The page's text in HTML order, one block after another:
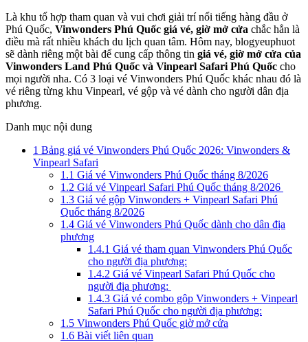
Là khu tổ hợp tham quan và vui chơi giải trí nổi tiếng hàng đầu ở
Phú Quốc, Vinwonders Phú Quốc giá vé, giờ mở cửa chắc hẳn là
điều mà rất nhiều khách du lịch quan tâm. Hôm nay, blogyeuphuot
sẽ dành riêng một bài để cung cấp thông tin giá vé, giờ mở cửa của
Vinwonders Land Phú Quốc và Vinpearl Safari Phú Quốc cho
mọi người nha. Có 3 loại vé Vinwonders Phú Quốc khác nhau đó là
vé riêng từng khu Vinpearl, vé gộp và vé dành cho người dân địa
phương.
Danh mục nội dung
1 Bảng giá vé Vinwonders Phú Quốc 2026: Vinwonders &
Vinpearl Safari
1.1 Giá vé Vinwonders Phú Quốc tháng 8/2026
1.2 Giá vé Vinpearl Safari Phú Quốc tháng 8/2026
1.3 Giá vé gộp Vinwonders + Vinpearl Safari Phú
Quốc tháng 8/2026
1.4 Giá vé Vinwonders Phú Quốc dành cho dân địa
phương
1.4.1 Giá vé tham quan Vinwonders Phú Quốc
cho người địa phương:
1.4.2 Giá vé Vinpearl Safari Phú Quốc cho
người địa phương:
1.4.3 Giá vé combo gộp Vinwonders + Vinpearl
Safari Phú Quốc cho người địa phương:
1.5 Vinwonders Phú Quốc giờ mở cửa
1.6 Bài viết liên quan